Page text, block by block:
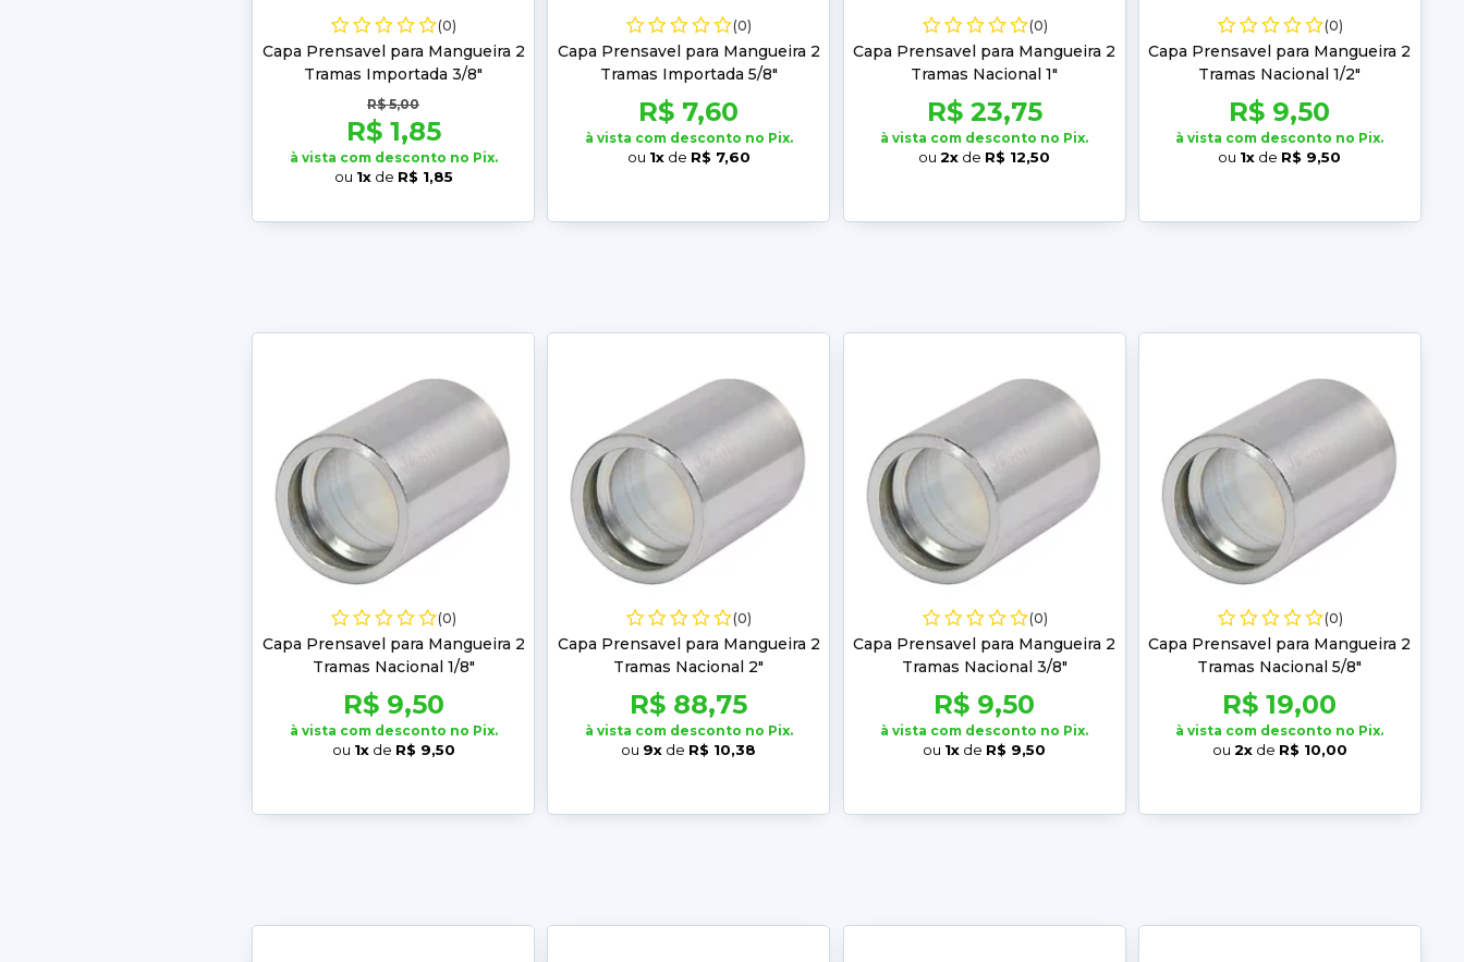
(0)
Capa Prensavel para Mangueira 2
Tramas Importada 3/8"
R$ 5,00
R$ 1,85
à vista com desconto no Pix.
ou 1xde R$ 1,85
(0)
Capa Prensavel para Mangueira 2
Tramas Importada 5/8"
R$ 7,60
à vista com desconto no Pix.
ou 1xde R$ 7,60
(0)
Capa Prensavel para Mangueira 2
Tramas Nacional 1"
R$ 23,75
à vista com desconto no Pix.
ou 2x de R$ 12,50
(0)
Capa Prensavel para Mangueira 2
Tramas Nacional 1/2"
R$ 9,50
à vista com desconto no Pix.
ou 1x de R$ 9,50
(0)
Capa Prensavel para Mangueira 2
Tramas Nacional 1/8"
R$ 9,50
à vista com desconto no Pix.
ou 1xde R$ 9,50
(0)
Capa Prensavel para Mangueira 2
Tramas Nacional 2"
R$ 88,75
à vista com desconto no Pix.
ou 9x de R$ 10,38
(0)
Capa Prensavel para Mangueira 2
Tramas Nacional 3/8"
R$ 9,50
à vista com desconto no Pix.
ou 1x de R$ 9,50
(0)
Capa Prensavel para Mangueira 2
Tramas Nacional 5/8"
R$ 19,00
à vista com desconto no Pix.
ou 2xde R$ 10,00